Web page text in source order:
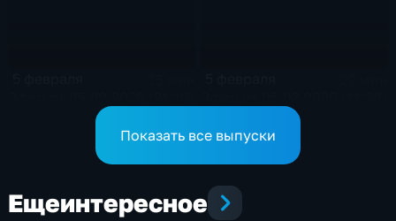
Показать все выпуски
Ещеинтересное